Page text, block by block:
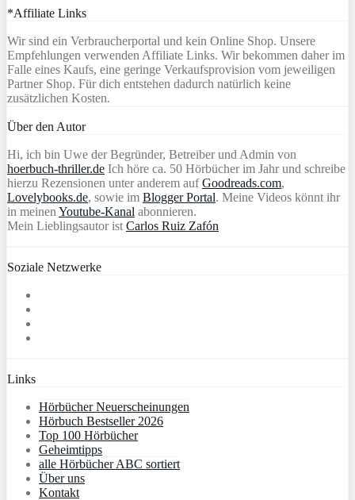
*Affiliate Links
Wir sind ein Verbraucherportal und kein Online Shop. Unsere
Empfehlungen verwenden Affiliate Links. Wir bekommen daher im
Falle eines Kaufs, eine geringe Verkaufsprovision vom jeweiligen
Partner Shop. Für dich entstehen dadurch natürlich keine
zusätzlichen Kosten.
Über den Autor
Hi, ich bin Uwe der Begründer, Betreiber und Admin von
hoerbuch-thriller.de Ich höre ca. 50 Hörbücher im Jahr und schreibe
hierzu Rezensionen unter anderem aufGoodreads.com,
Lovelybooks.de, sowie im Blogger Portal. Meine Videos könnt ihr
in meinen Youtube-Kanal abonnieren.
Mein Lieblingsautor ist Carlos Ruiz Zafón
Soziale Netzwerke
Links
Hörbücher Neuerscheinungen
Hörbuch Bestseller 2026
Top 100 Hörbücher
Geheimtipps
alle Hörbücher ABC sortiert
Über uns
Kontakt